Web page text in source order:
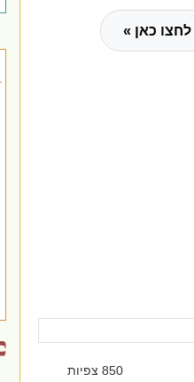
לחצו כאן »
850 צפיות